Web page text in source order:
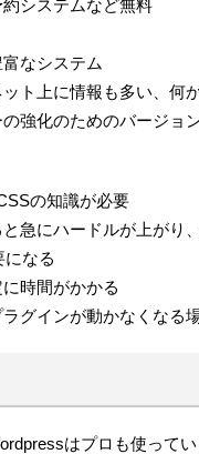
システムなど無料
なシステム
ト上に情報も多い、何
強化のためのバージョ
の知識が必要
急にハードルが上がり
になる
時間がかかる
グインが動かなくなる
はプロも使ってい